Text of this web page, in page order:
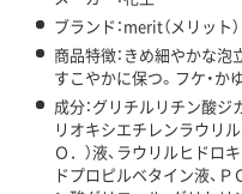
ブランド：merit（メリット）
商品特徴：きめ細やかな泡
すこやかに保つ。フケ・か
成分：グリチルリチン酸ジ
リオキシエチレンラウリ
Ｏ．）液、ラウリルヒドロ
ドプロピルベタイン液、